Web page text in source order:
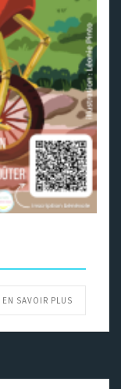
EN SAVOIR PLUS